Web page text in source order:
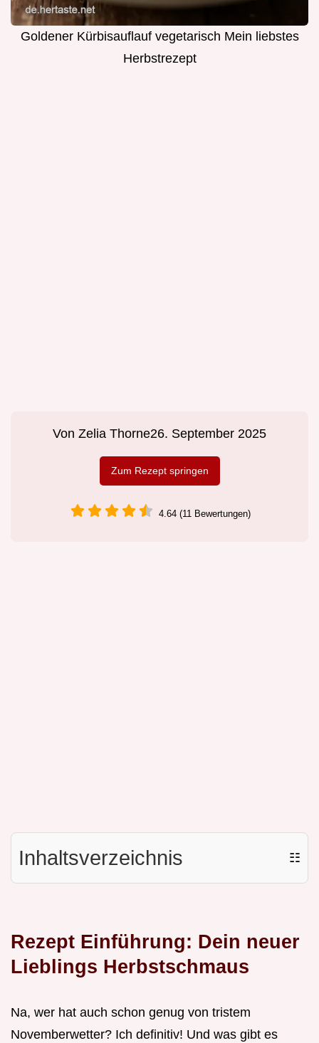
Goldener Kürbisauflauf vegetarisch Mein liebstes
Herbstrezept
Von Zelia Thorne26. September 2025
Zum Rezept springen
4.64 (11 Bewertungen)
Inhaltsverzeichnis ☷
Rezept Einführung: Dein neuer
Lieblings Herbstschmaus
Na, wer hat auch schon genug von tristem
Novemberwetter? Ich definitiv! Und was gibt es